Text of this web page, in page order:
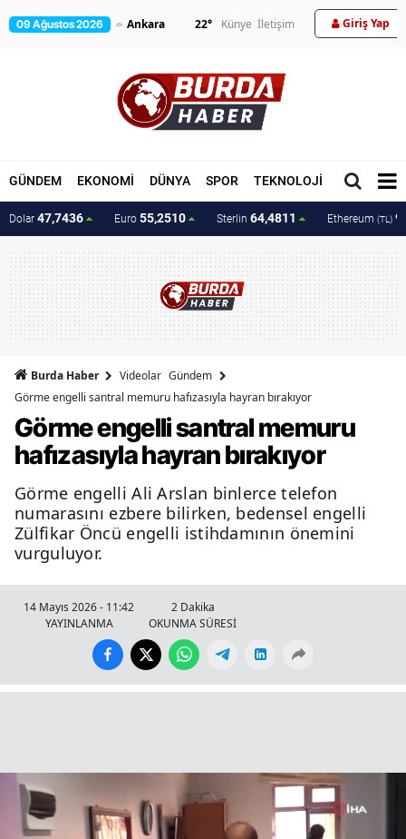
09 Ağustos 2026 22° Künye İletişim Giriş Yap
GÜNDEM EKONOMİ DÜNYA SPOR TEKNOLOJİ MAGAZİN
Dolar 47,7436 Euro 55,2510 Sterlin 64,4811 Ethereum (TL)
Burda Haber Videolar Gündem
Görme engelli santral memuru hafızasıyla hayran bırakıyor
Görme engelli santral memuru
hafızasıyla hayran bırakıyor
Görme engelli Ali Arslan binlerce telefon
numarasını ezbere bilirken, bedensel engelli
Zülfikar Öncü engelli istihdamının önemini
vurguluyor.
14 Mayıs 2026 - 11:42
YAYINLANMA
2 Dakika
OKUNMA SÜRESİ